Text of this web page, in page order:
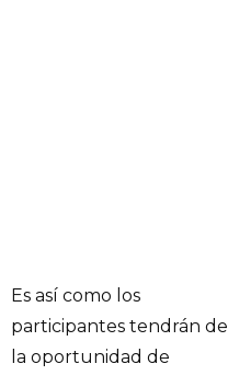
Es así como los
participantes tendrán de
la oportunidad de